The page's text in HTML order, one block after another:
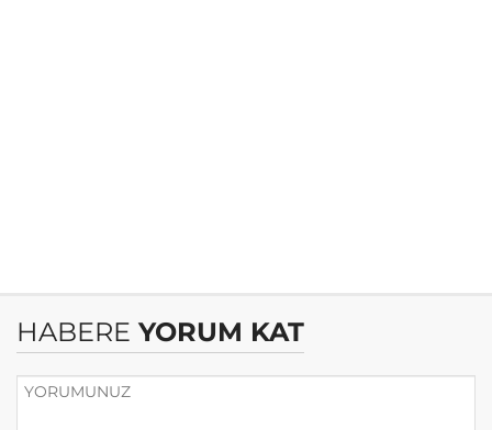
HABERE YORUM KAT